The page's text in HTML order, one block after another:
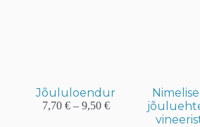
Jõululoendur
7,70 € – 9,50 €Hinnavahemik: